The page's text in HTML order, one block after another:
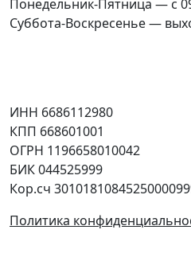
ИНН 6686112980
КПП 668601001
ОГРН 1196658010042
БИК 044525999
Кор.сч
Политика
Понедельник-Пятница — с
Суббота-Воскресенье —